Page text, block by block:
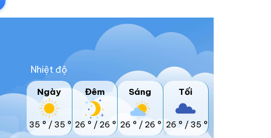
Nhiệt độ
Ngày
35 ° / 35 °
Đêm
26 ° / 26 °
Sáng
26 ° / 26 °
Tối
26 ° / 35 °